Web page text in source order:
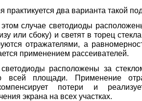
два варианта такой
случае светодиоды
или сбоку) и светят в торец
отражателями, а
применением рассеивателей.
расположены за
всей площади. Применение
потери и
экрана на всех участках.